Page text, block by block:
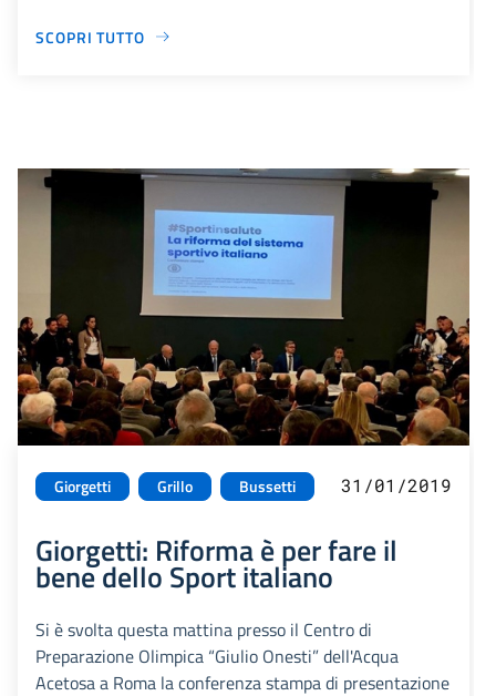
SCOPRI TUTTO
Giorgetti Grillo Bussetti 31/01/2019
Giorgetti: Riforma è per fare il
bene dello Sport italiano
Si è svolta questa mattina presso il Centro di
Preparazione Olimpica “Giulio Onesti” dell'Acqua
Acetosa a Roma la conferenza stampa di presentazione